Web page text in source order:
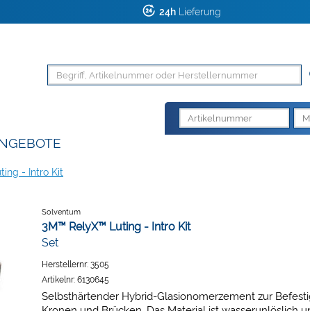
24h Lieferung
- Intro Kit
Solventum
3M™ RelyX™ Luting - Intro Kit
Set
Herstellernr: 3505
Artikelnr: 6130645
Selbsthärtender Hybrid-Glasionomerzement zur